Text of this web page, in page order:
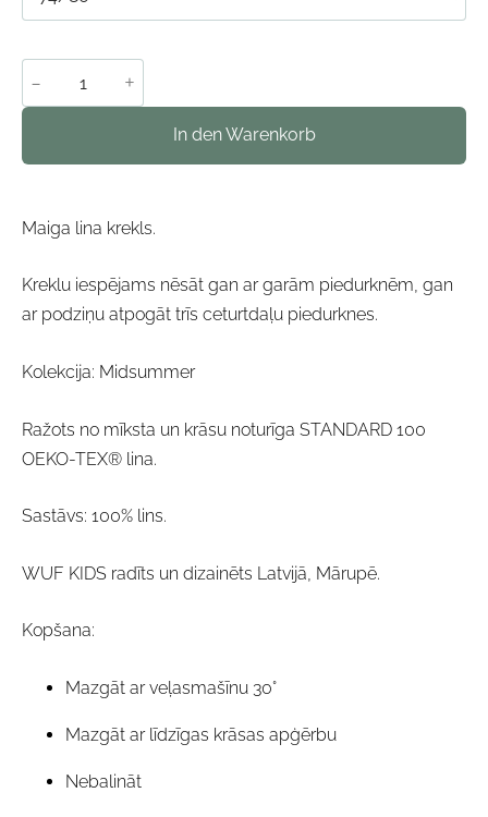
- +
In den Warenkorb
Maiga lina krekls.
Kreklu iespējams nēsāt gan ar garām piedurknēm, gan
ar podziņu atpogāt trīs ceturtdaļu piedurknes.
Kolekcija: Midsummer
Ražots no mīksta un krāsu noturīga STANDARD 100
OEKO-TEX® lina.
Sastāvs: 100% lins.
WUF KIDS radīts un dizainēts Latvijā, Mārupē.
Kopšana:
Mazgāt ar veļasmašīnu 30°
Mazgāt ar līdzīgas krāsas apģērbu
Nebalināt